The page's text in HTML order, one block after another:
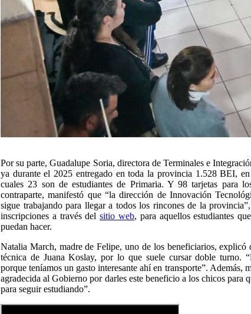
Por su parte, Guadalupe Soria, directora de Terminales e
ya durante el 2025 entregado en toda la provincia 1.528 BEI,
cuales 23 son de estudiantes de Primaria. Y 98 tarjetas para
contraparte, manifestó que “la dirección de Innovación
sigue trabajando para llegar a todos los rincones de la
inscripciones a través delsitio web, para aquellos estudiantes
puedan hacer.
Natalia March, madre de Felipe, uno de los beneficiarios, explicó
técnica de Juana Koslay, por lo que suele cursar doble turno.
porque teníamos un gasto interesante ahí en transporte”. Además,
agradecida al Gobierno por darles este beneficio a los chicos para
para seguir estudiando”.